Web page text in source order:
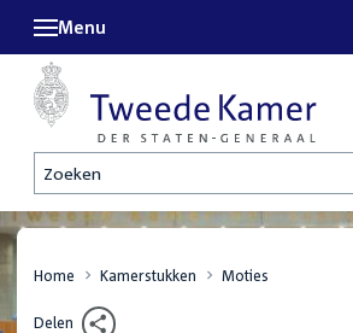
Zoeken
Menu
Home Kamerstukken Moties
Delen